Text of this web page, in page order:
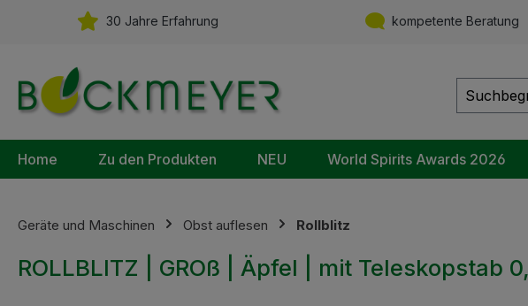
Hauptinhalt springen
Zur Suche springen
Zur Hauptnavigation springen
30 Jahre Erfahrung kompetente Beratung
Home Zu den Produkten NEU World Spirits Awards 2026
Geräte und Maschinen Obst auflesen Rollblitz
ROLLBLITZ | GROß | Äpfel | mit